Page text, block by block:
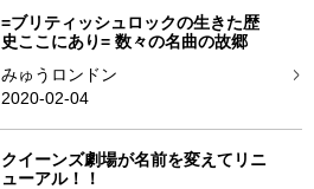
=ブリティッシュロックの生きた歴
史ここにあり= 数々の名曲の故郷
みゅうロンドン
2020-02-04
クイーンズ劇場が名前を変えてリニ
ューアル！！